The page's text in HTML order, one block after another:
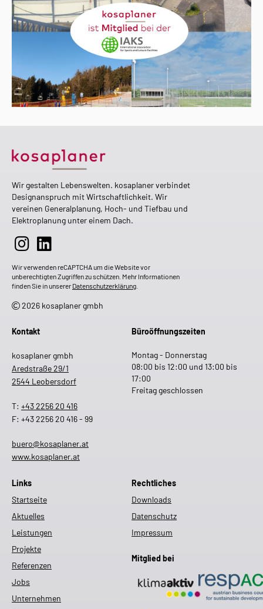
Wir gestalten Lebenswelten. kosaplaner verbindet
Designanspruch mit Wirtschaftlichkeit. Wir
vereinen Generalplanung, Hoch- und Tiefbau und
Elektroplanung unter einem Dach.
Wir verwenden reCAPTCHA um die Website vor
unberechtigten Zugriffen zu schützen. Mehr Informationen
finden Sie in unserer Datenschutzerklärung
2026 kosaplaner gmbh
Kontakt
kosaplaner gmbh
Aredstraße 29/1
2544 Leobersdorf
T: +43 2256 20 416
F: +43 2256 20 416 - 99
buero@kosaplaner.at
www.kosaplaner.at
Büroöffnungszeiten
Montag - Donnerstag
08:00 bis 12:00 und 13:00 bis
17:00
Freitag geschlossen
Links
Startseite
Aktuelles
Leistungen
Projekte
Referenzen
Jobs
Unternehmen
Rechtliches
Downloads
Datenschutz
Impressum
Mitglied bei